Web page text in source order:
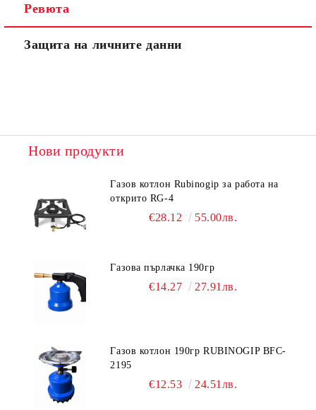
Ревюта
Защита на личните данни
Нови продукти
Газов котлон Rubinogip за работа на
открито RG-4
€28.12 55.00лв.
Газова пърлачка 190гр
€14.27 27.91лв.
Газов котлон 190гр RUBINOGIP BFC-
2195
€12.53 24.51лв.